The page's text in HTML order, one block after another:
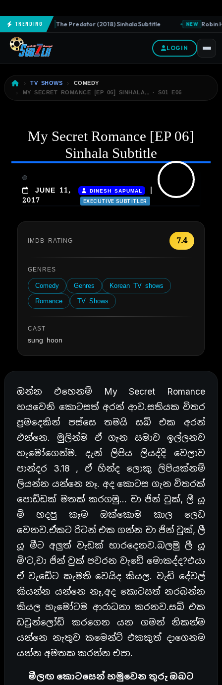
TrendingNEW The Predator (2018) Sinhala Subtitle NEW Robin
LOGIN
TV SHOWS
COMEDY
MY SECRET ROMANCE [EP 06] SINHALA… · S01 E06
My Secret Romance [EP 06]
Sinhala Subtitle
JUNE 11,
2017
DINESH SAPUMAL
EXECUTIVE SUBTITLER
IMDB RATING 7.4
GENRES
Comedy Genres
Korean TV shows
Romance
TV Shows
CAST
sung hoon
ඔන්න එහෙනම් My Secret Romance
හයවෙනි කොටසත් අරන් ආව.සතියක විතර
ප්‍රමදෙකින් පස්සෙ තමයි සබ් එක අරන්
එන්නෙ. මුලින්ම ඒ ගැන සමාව ඉල්ලනව
හැමෝගෙන්ම. දැන් ලිපිය ලියද්දි වෙලාව
පාන්දර 3.18 , ඒ හින්ද ලොකු ලිපියක්නම්
ලියන්න යන්නෙ නෑ. අද කොටස ගැන විතරක්
පොඩ්ඩක් මතක් කරගමු… චා ජින් වුක්, ලී යූ
මි හදපු කෑම ඔක්කොම කාල ලෙඩ
වෙනව.ඒකට රිටන් එක ගන්න චා ජින් වුක්, ලී
යූ මීට අලුත් වැඩක් භාරදෙනව.බලමු ලී යූ
මි’ට,චා ජින් වුක් පවරන වැඩේ මොකද්ද?එයා
ඒ වැඩේට කැමති වෙයිද කියල. වැඩි දේවල්
කියන්න යන්නෙ නෑ,අද කොටසත් නරබන්න
කියල හැමෝටම ආරාධනා කරනව.සබ් එක
ඩවුන්ලෝඩ් කරගෙන යන ගමන් නිකන්ම
යන්නෙ නැතුව කමෙන්ට් එකකුත් දාගෙනම
යන්න අමතක කරන්න එපා.
මීලඟ කොටසෙන් හමුවෙන තුරු ඔබට